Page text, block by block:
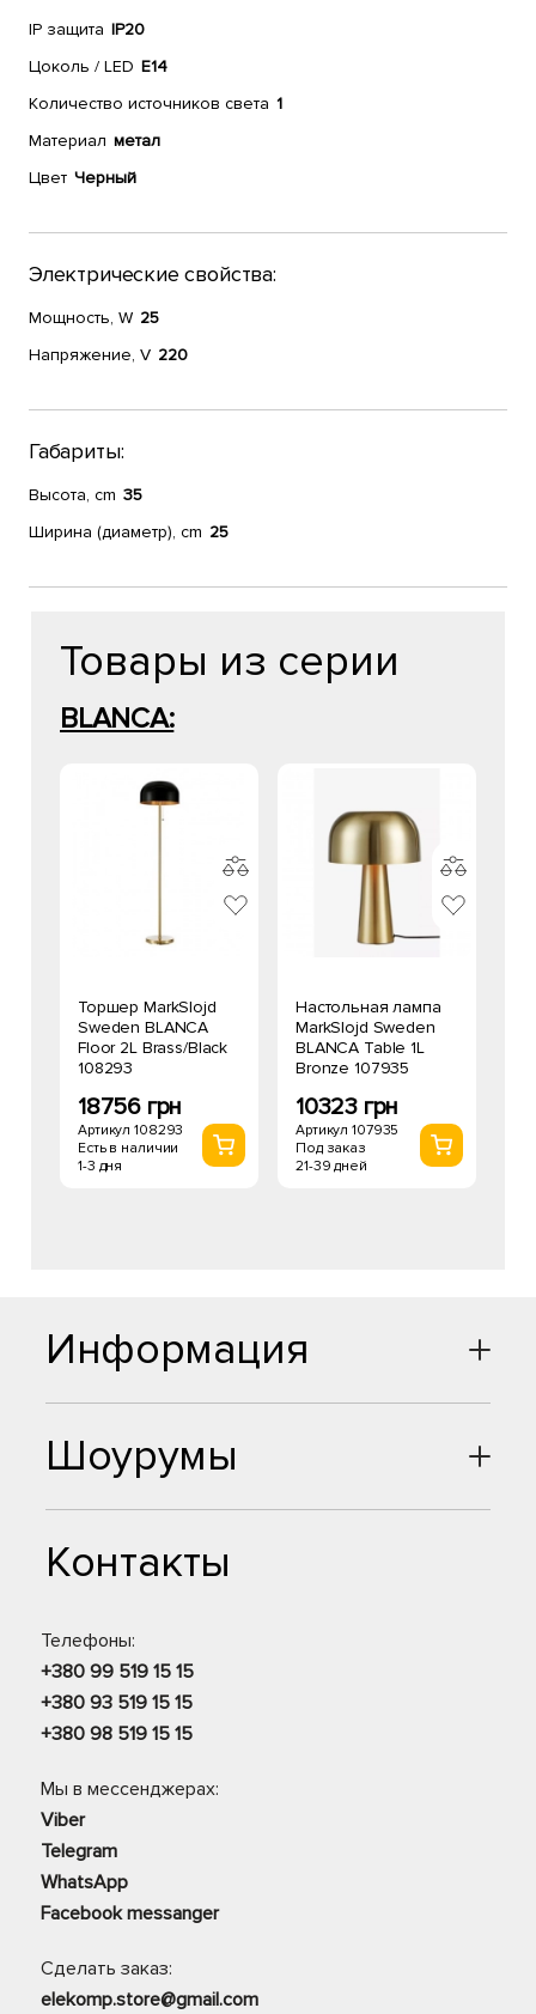
IP защита IP20
Цоколь / LED E14
Количество источников света 1
Материал метал
Цвет Черный
Электрические свойства:
Мощность, W 25
Напряжение, V 220
Габариты:
Высота, cm 35
Ширина (диаметр), cm 25
Товары из серии
BLANCA:
Торшер MarkSlojd
Sweden BLANCA
Floor 2L Brass/Black
108293
18756 грн
Артикул 108293
Есть в наличии
1-3 дня
Настольная лампа
MarkSlojd Sweden
BLANCA Table 1L
Bronze 107935
10323 грн
Артикул 107935
Под заказ
21-39 дней
Шоурумы
Контакты
Телефоны:
+380 99 519 15 15
+380 93 519 15 15
+380 98 519 15 15
Мы в мессенджерах:
Viber
Telegram
WhatsApp
Facebook messanger
Сделать заказ:
elekomp.store@gmail.com
Информация